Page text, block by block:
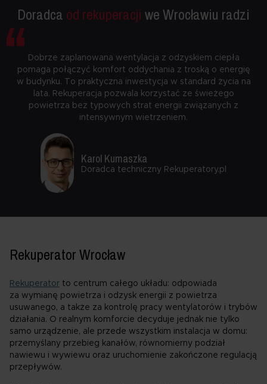
Doradca od rekuperacji we Wrocławiu radzi
“ Dobrze zaplanowana wentylacja z odzyskiem ciepła
pomaga połączyć komfort oddychania z troską o energię
w budynku. To praktyczna inwestycja w standard życia na
lata. Rekuperacja pozwala korzystać ze świeżego
powietrza bez typowych strat energii związanych z
intensywnym wietrzeniem.
Karol Kumaszka
Doradca techniczny Rekuperatory.pl
Rekuperator Wrocław
Rekuperator to centrum całego układu: odpowiada
za wymianę powietrza i odzysk energii z powietrza
usuwanego, a także za kontrolę pracy wentylatorów i trybów
działania. O realnym komforcie decyduje jednak nie tylko
samo urządzenie, ale przede wszystkim instalacja w domu:
przemyślany przebieg kanałów, równomierny podział
nawiewu i wywiewu oraz uruchomienie zakończone regulacją
przepływów.